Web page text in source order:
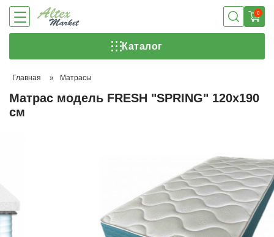
0
Каталог
Главная » Матрасы
Матрас модель FRESH "SPRING" 120х190
см